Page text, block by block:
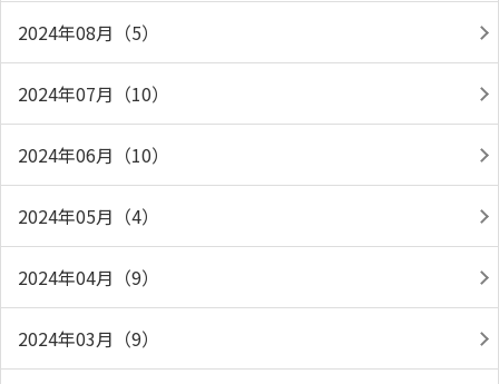
2024年08月（5）
2024年07月（10）
2024年06月（10）
2024年05月（4）
2024年04月（9）
2024年03月（9）